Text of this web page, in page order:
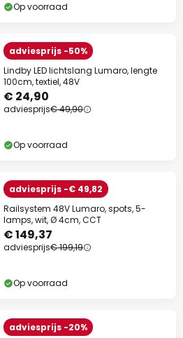
Op voorraad
adviesprijs -50%
Lindby LED lichtslang Lumaro, lengte
100cm, textiel, 48V
€ 24,90
adviesprijs€ 49,90
Op voorraad
adviesprijs -€ 49,82
Railsystem 48V Lumaro, spots, 5-
lamps, wit, Ø 4cm, CCT
€ 149,37
adviesprijs€ 199,19
Op voorraad
adviesprijs -20%